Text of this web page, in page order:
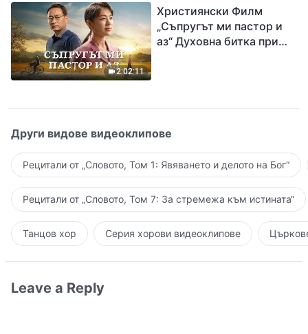
Исус
2:02:11
Християнски Филм
„Съпругът ми пастор и
аз“ Духовна битка при
Други видове видеоклипове
Рецитали от „Словото, Том 1: Явяването и делото на Бог“
Рецитали от „Словото, Том 7: За стремежа към истината“
Танцов хор Серия хорови видеоклипове
Leave a Reply